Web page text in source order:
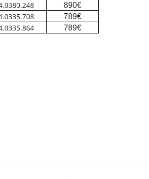
890€
789€
789€